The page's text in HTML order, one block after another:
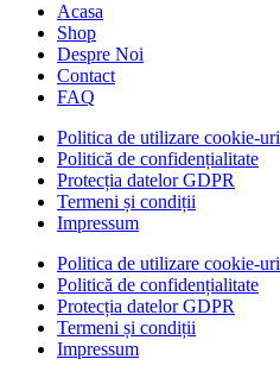
Acasa
Shop
Despre Noi
Contact
FAQ
Politica de utilizare cookie-uri
Politică de confidențialitate
Protecția datelor GDPR
Termeni și condiții
Impressum
Politica de utilizare cookie-uri
Politică de confidențialitate
Protecția datelor GDPR
Termeni și condiții
Impressum